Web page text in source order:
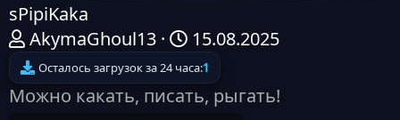
sPipiKaka
А
в
т
AkymaGhoul13
Д
а
т
15.08.2025
Осталось загрузок за 24 часа:1
Можно какать, писать, рыгать!